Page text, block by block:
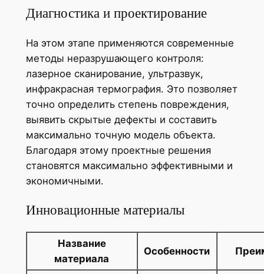
Диагностика и проектирование
На этом этапе применяются современные
методы неразрушающего контроля:
лазерное сканирование, ультразвук,
инфракрасная термография. Это позволяет
точно определить степень повреждения,
выявить скрытые дефекты и составить
максимально точную модель объекта.
Благодаря этому проектные решения
становятся максимально эффективными и
экономичными.
Инновационные материалы
Название
материала
Особенности